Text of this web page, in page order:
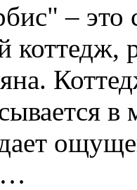
– это
коттедж,